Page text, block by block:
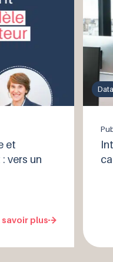
et
vers un
savoir plus